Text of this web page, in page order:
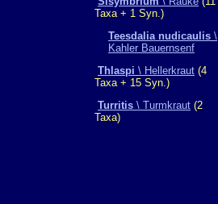
Taxa + 1 Syn.)
Teesdalia nudicaulis \
Kahler Bauernsenf
Thlaspi \ Hellerkraut (4
Taxa + 15 Syn.)
Turritis \ Turmkraut (2
Taxa)